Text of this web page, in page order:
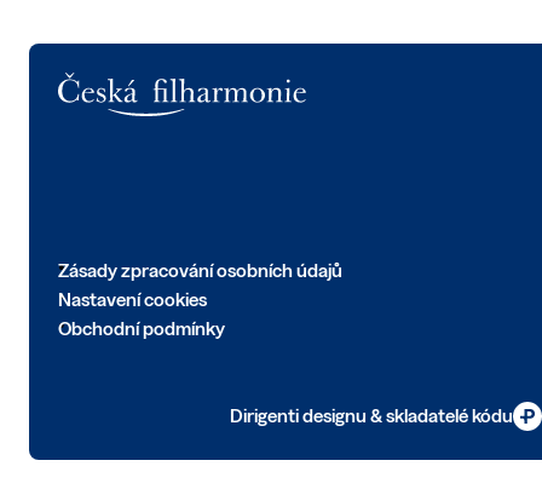
Zásady zpracování osobních údajů
Nastavení cookies
Obchodní podmínky
Dirigenti designu & skladatelé kódu